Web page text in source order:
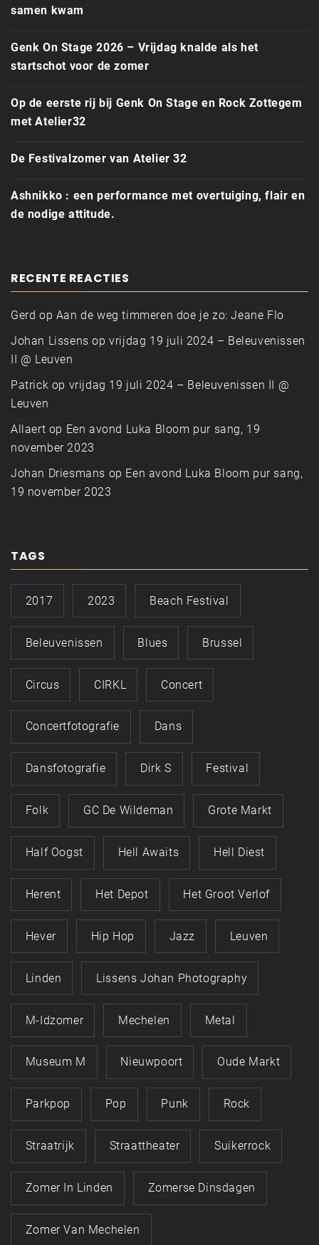
samen kwam
Genk On Stage 2026 – Vrijdag knalde als het
startschot voor de zomer
Op de eerste rij bij Genk On Stage en Rock Zottegem
met Atelier32
De Festivalzomer van Atelier 32
Ashnikko : een performance met overtuiging, flair en
de nodige attitude.
RECENTE REACTIES
Gerd op Aan de weg timmeren doe je zo: Jeane Flo
Johan Lissens opvrijdag 19 juli 2024 – Beleuvenissen
II @ Leuven
Patrick op vrijdag 19 juli 2024 – Beleuvenissen II @
Leuven
Allaert op Een avond Luka Bloom pur sang, 19
november 2023
Johan Driesmans op Een avond Luka Bloom pur sang,
19 november 2023
TAGS
2017 2023 Beach Festival
Beleuvenissen Blues Brussel
Circus CIRKL Concert
Concertfotografie Dans
Dansfotografie Dirk S Festival
Folk GC De Wildeman Grote Markt
Half Oogst Hell Awaits Hell Diest
Herent Het Depot Het Groot Verlof
Hever Hip Hop Jazz Leuven
Linden Lissens Johan Photography
M-Idzomer Mechelen Metal
Museum M Nieuwpoort Oude Markt
Parkpop Pop Punk Rock
Straatrijk Straattheater Suikerrock
Zomer In Linden Zomerse Dinsdagen
Zomer Van Mechelen